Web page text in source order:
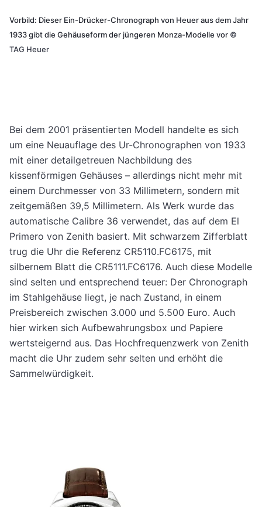
Vorbild: Dieser Ein-Drücker-Chronograph von Heuer aus dem Jahr
1933 gibt die Gehäuseform der jüngeren Monza-Modelle vor ©
TAG Heuer
Bei dem 2001 präsentierten Modell handelte es sich
um eine Neuauflage des Ur-Chronographen von 1933
mit einer detailgetreuen Nachbildung des
kissenförmigen Gehäuses – allerdings nicht mehr mit
einem Durchmesser von 33 Millimetern, sondern mit
zeitgemäßen 39,5 Millimetern. Als Werk wurde das
automatische Calibre 36 verwendet, das auf dem El
Primero von Zenith basiert. Mit schwarzem Zifferblatt
trug die Uhr die Referenz CR5110.FC6175, mit
silbernem Blatt die CR5111.FC6176. Auch diese Modelle
sind selten und entsprechend teuer: Der Chronograph
im Stahlgehäuse liegt, je nach Zustand, in einem
Preisbereich zwischen 3.000 und 5.500 Euro. Auch
hier wirken sich Aufbewahrungsbox und Papiere
wertsteigernd aus. Das Hochfrequenzwerk von Zenith
macht die Uhr zudem sehr selten und erhöht die
Sammelwürdigkeit.